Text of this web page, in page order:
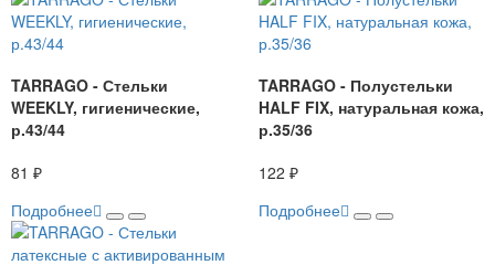
TARRAGO - Стельки
WEEKLY, гигиенические,
р.43/44
81 ₽
Подробнее
TARRAGO - Полустельки
HALF FIX, натуральная кожа,
р.35/36
122 ₽
Подробнее